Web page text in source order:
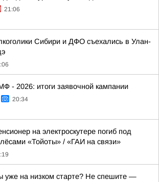
21:06
Сибири и ДФО съехались в Улан-
- 2026: итоги заявочной кампании
20:34
на электроскутере погиб под
«Тойоты» / «ГАИ на связи»
уже на низком старте? Не спешите —